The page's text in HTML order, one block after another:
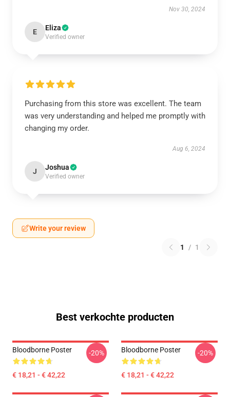
Nov 30, 2024
E Eliza
Verified owner
Purchasing from this store was excellent. The team
was very understanding and helped me promptly with
changing my order.
Aug 6, 2024
J Joshua
Verified owner
Write your review
1 / 1
Best verkochte producten
Bloodborne Poster
€ 18,21 - € 42,22
-20% Bloodborne Poster
€ 18,21 - € 42,22
-20%